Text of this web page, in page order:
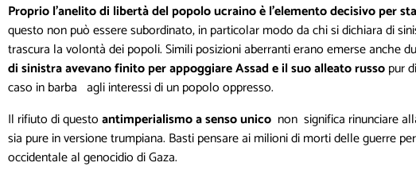
Proprio l’anelito di libertà del popolo ucraino è l’elemento decisivo per
questo non può essere subordinato, in particolar modo da chi si dichiara di
trascura la volontà dei popoli. Simili posizioni aberranti erano emerse anche
di sinistra avevano finito per appoggiare Assade il suo alleato russopur
caso in barba agli interessi di un popolo oppresso.
Il rifiuto di questoantimperialismo a sensounico non significa rinunciare
sia pure in versione trumpiana. Basti pensare ai milioni di morti delle guerre
occidentale al genocidio di Gaza.